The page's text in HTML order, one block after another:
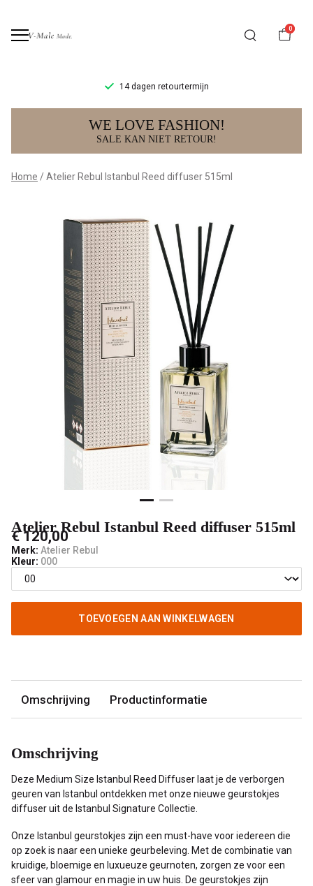
0
14 dagen retourtermijn
Atelier
Rebul
Istanbul
diffuser
515ml
mode
WE LOVE FASHION!
SALE KAN NIET RETOUR!
Home Atelier Rebul Istanbul Reed diffuser 515ml
Atelier Rebul Istanbul Reed diffuser 515ml
€ 120,00
Merk: Atelier Rebul
Kleur: 000
TOEVOEGEN AAN WINKELWAGEN
Omschrijving Productinformatie
Omschrijving
Deze Medium Size Istanbul Reed Diffuser laat je de verborgen
geuren van Istanbul ontdekken met onze nieuwe geurstokjes
diffuser uit de Istanbul Signature Collectie.
Onze Istanbul geurstokjes zijn een must-have voor iedereen die
op zoek is naar een unieke geurbeleving. Met de combinatie van
kruidige, bloemige en luxueuze geurnoten, zorgen ze voor een
sfeer van glamour en magie in uw huis. De geurstokjes zijn